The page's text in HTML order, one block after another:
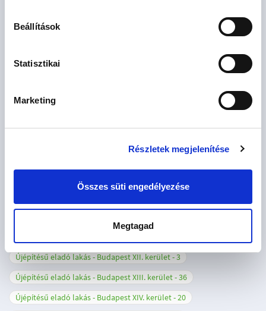
Beállítások
Statisztikai
Marketing
Részletek megjelenítése
Összes süti engedélyezése
Megtagad
Újépítésű eladó lakás - Budapest III. kerület
Újépítésű eladó lakás - Budapest VII. kerület
5
Újépítésű eladó lakás - Budapest XII. kerület 3
Újépítésű eladó lakás - Budapest XIII. kerület 36
Újépítésű eladó lakás - Budapest XIV. kerület 20